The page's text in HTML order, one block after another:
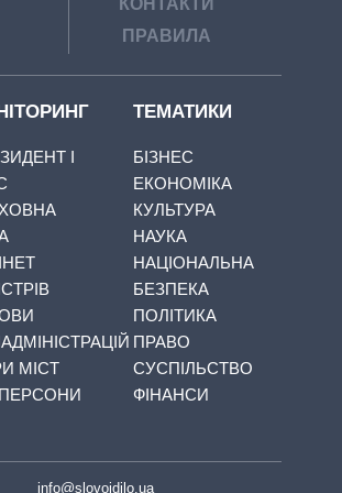
ПРАВИЛА
І
МІСТ
ПЕРСОНИ
ТЕМАТИКИ
БІЗНЕС
ЕКОНОМІКА
КУЛЬТУРА
НАУКА
НАЦІОНАЛЬНА
БЕЗПЕКА
ПОЛІТИКА
ПРАВО
СУСПІЛЬСТВО
ФІНАНСИ
info@slovoidilo.ua